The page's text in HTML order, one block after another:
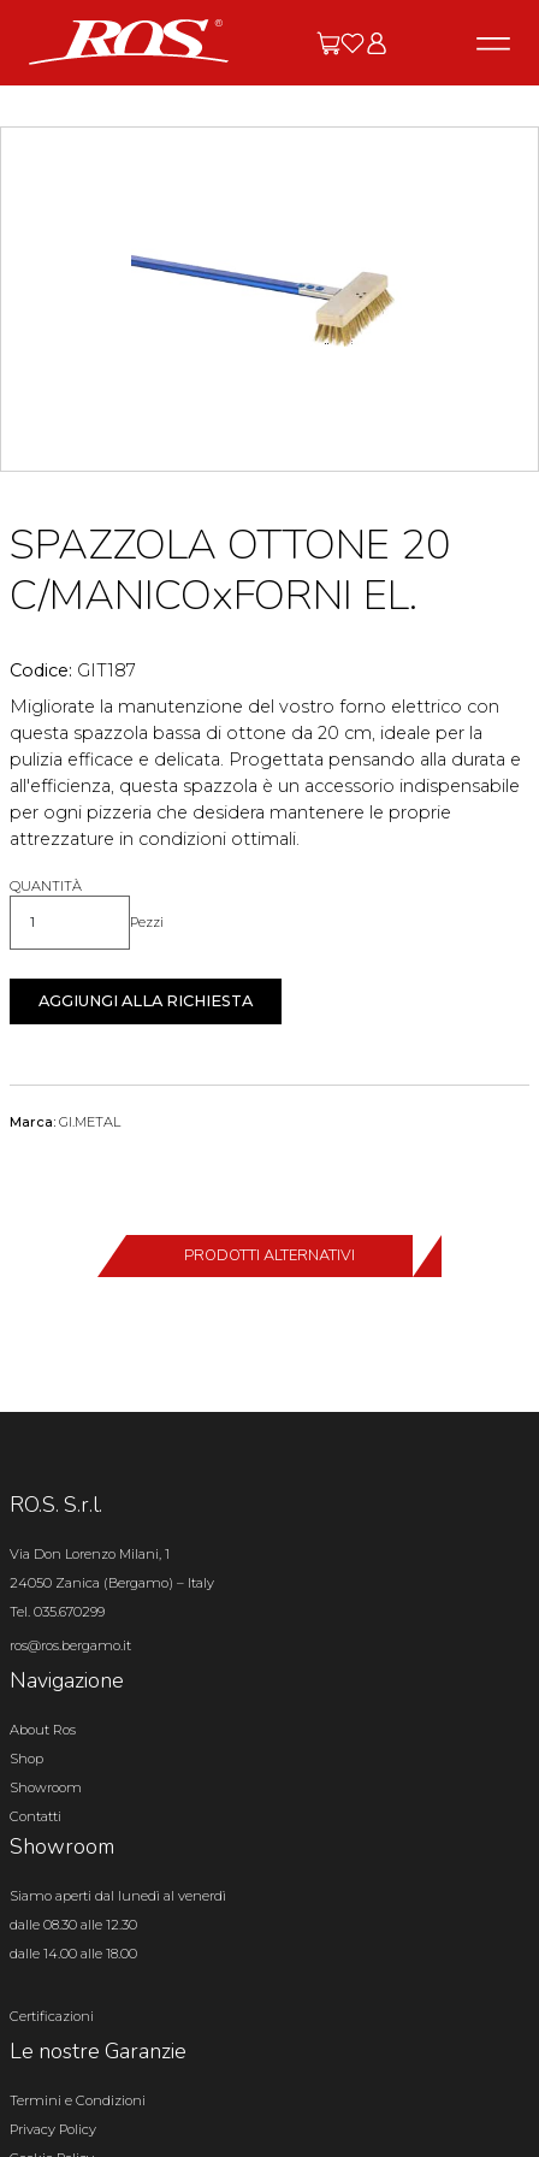
SPAZZOLA OTTONE 20
C/MANICOxFORNI EL.
Codice: GIT187
Migliorate la manutenzione del vostro forno elettrico con
questa spazzola bassa di ottone da 20 cm, ideale per la
pulizia efficace e delicata. Progettata pensando alla durata e
all'efficienza, questa spazzola è un accessorio indispensabile
per ogni pizzeria che desidera mantenere le proprie
attrezzature in condizioni ottimali.
QUANTITÀ
Quantità Pezzi
AGGIUNGI ALLA RICHIESTA
Marca: GI.METAL
PRODOTTI ALTERNATIVI
RO.S. S.r.l.
Via Don Lorenzo Milani, 1
24050 Zanica (Bergamo) – Italy
Tel. 035.670299
ros@ros.bergamo.it
Navigazione
About Ros
Shop
Showroom
Contatti
Showroom
Siamo aperti dal lunedì al venerdì
dalle 08.30 alle 12.30
dalle 14.00 alle 18.00
Certificazioni
Le nostre Garanzie
Termini e Condizioni
Privacy Policy